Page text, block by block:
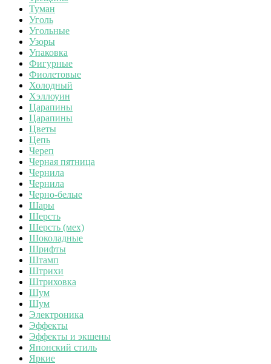
Туман
Уголь
Угольные
Узоры
Упаковка
Фигурные
Фиолетовые
Холодный
Хэллоуин
Царапины
Царапины
Цветы
Цепь
Череп
Черная пятница
Чернила
Чернила
Черно-белые
Шары
Шерсть
Шерсть (мех)
Шоколадные
Шрифты
Штамп
Штрихи
Штриховка
Шум
Шум
Электроника
Эффекты
Эффекты и экшены
Японский стиль
Яркие